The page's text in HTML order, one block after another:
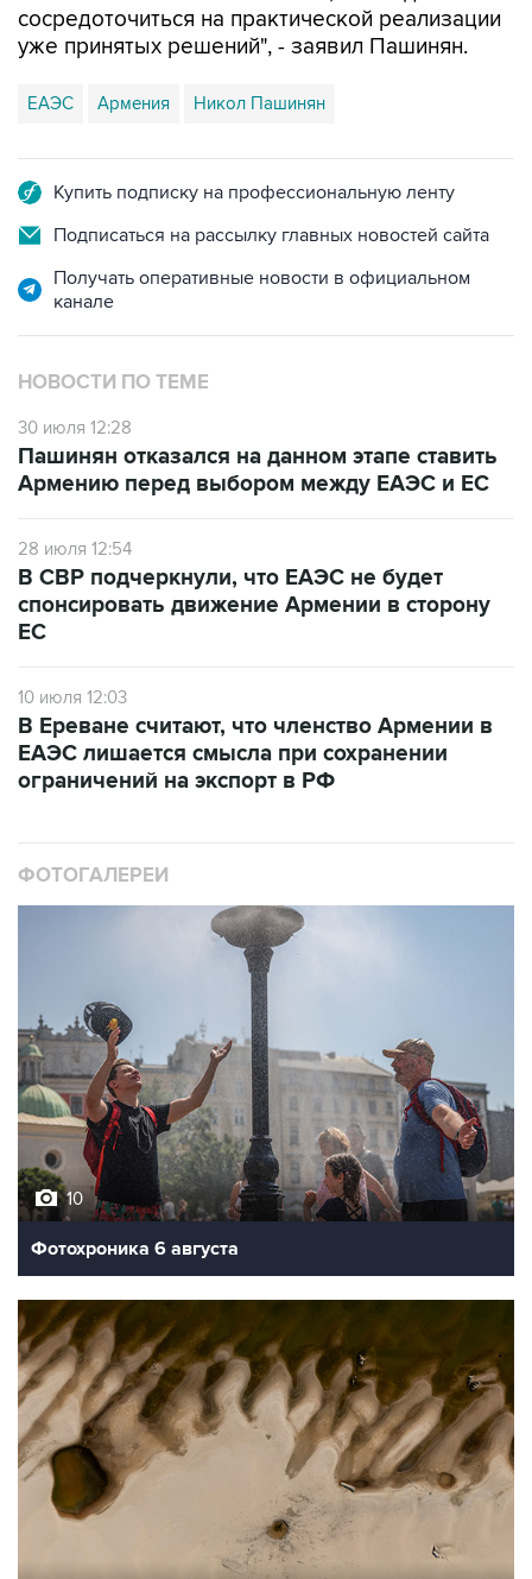
сосредоточиться на практической реализации
уже принятых решений", - заявил Пашинян.
ЕАЭС Армения Никол Пашинян
Купить подписку на профессиональную ленту
Подписаться на рассылку главных новостей сайта
Получать оперативные новости в официальном
канале
НОВОСТИ ПО ТЕМЕ
30 июля 12:28
Пашинян отказался на данном этапе ставить
Армению перед выбором между ЕАЭС и ЕС
28 июля 12:54
В СВР подчеркнули, что ЕАЭС не будет
спонсировать движение Армении в сторону
ЕС
10 июля 12:03
В Ереване считают, что членство Армении в
ЕАЭС лишается смысла при сохранении
ограничений на экспорт в РФ
ФОТОГАЛЕРЕИ
10
Фотохроника 6 августа